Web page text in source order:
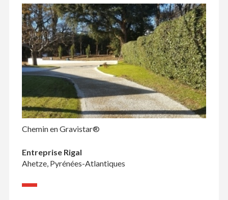
Chemin en Gravistar®
Entreprise Rigal
Ahetze, Pyrénées-Atlantiques